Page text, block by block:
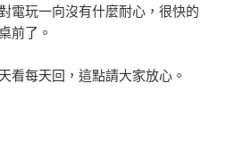
電玩一向沒有什麼耐心，很快的
前了。
看每天回，這點請大家放心。